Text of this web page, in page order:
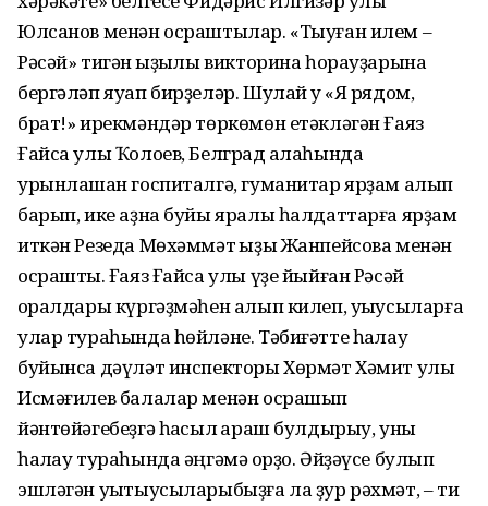
Юлсанов менән осраштылар. «Тыуған илем –
Рәсәй» тигән ҡыҙыҡлы викторина һорауҙарына
бергәләп яуап бирҙеләр. Шулай уҡ «Я рядом,
брат!» ирекмәндәр төркөмөн етәкләгән Ғаяз
Ғайса улы Ҡолоев, Белград ҡалаһында
урынлашҡан госпиталгә, гуманитар ярҙам алып
барып, ике аҙна буйы яралы һалдаттарға ярҙам
иткән Резеда Мөхәммәт ҡыҙы Жанпейсова менән
осраштыҡ. Ғаяз Ғайса улы үҙе йыйған Рәсәй
ҡоралдары күргәҙмәһен алып килеп, уҡыусыларға
улар тураһында һөйләне. Тәбиғәтте һаҡлау
буйынса дәүләт инспекторы Хөрмәт Хәмит улы
Исмәғилев балалар менән осрашып
йәнтөйәгебеҙгә һаҡсыл ҡараш булдырыу, уны
һаҡлау тураһында әңгәмә ҡорҙо. Әйҙәүсе булып
эшләгән уҡытыусыларыбыҙға ла ҙур рәхмәт, – ти